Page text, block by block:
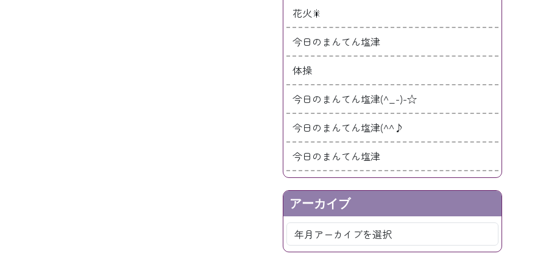
花火🎇
今日のまんてん塩津
体操
今日のまんてん塩津(^_-)-☆
今日のまんてん塩津(^^♪
今日のまんてん塩津
アーカイブ